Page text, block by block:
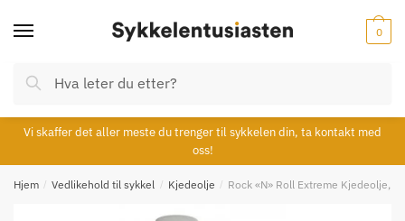
Søk
etter:
Søk
0
Vi skaffer det aller meste du trenger til sykkelen din, ta kontakt med
oss!
Hjem / Vedlikehold til sykkel / Kjedeolje / Rock «N» Roll Extreme Kjedeolje,